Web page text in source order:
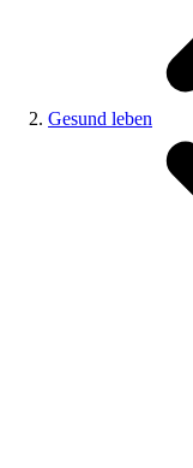
Gesund leben